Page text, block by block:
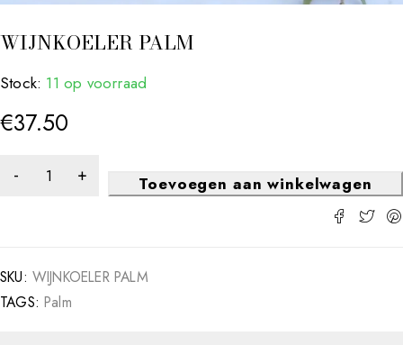
WIJNKOELER PALM
Stock: 11 op voorraad
€37.50
Toevoegen aan winkelwagen
SKU: WIJNKOELER PALM
TAGS: Palm